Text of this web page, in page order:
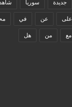
جديدة سوريا
على عن في
مع من هل